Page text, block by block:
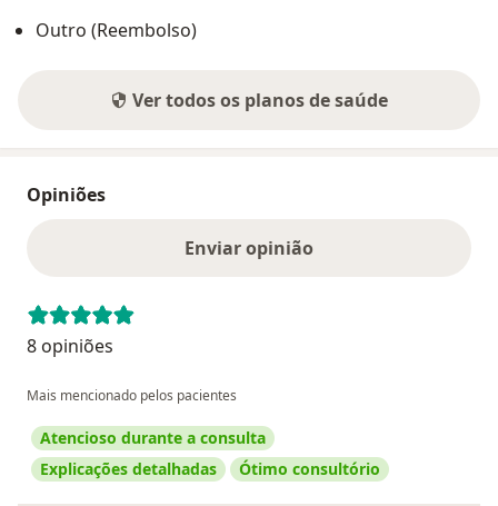
Outro (Reembolso)
Ver todos os planos de saúde
Opiniões
Enviar opinião
8 opiniões
Mais mencionado pelos pacientes
Atencioso durante a consulta
Explicações detalhadas
Ótimo consultório